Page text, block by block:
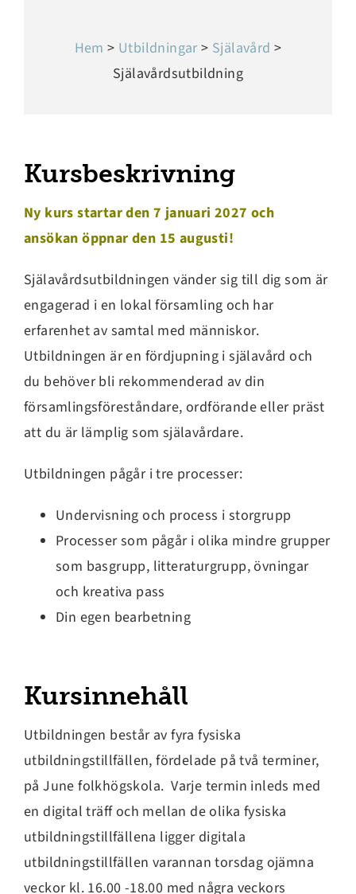
Hem > Utbildningar > Själavård >
Själavårdsutbildning
Kursbeskrivning
Ny kurs startar den 7 januari 2027 och
ansökan öppnar den 15 augusti!
Själavårdsutbildningen vänder sig till dig som är
engagerad i en lokal församling och har
erfarenhet av samtal med människor.
Utbildningen är en fördjupning i själavård och
du behöver bli rekommenderad av din
församlingsföreståndare, ordförande eller präst
att du är lämplig som själavårdare.
Utbildningen pågår i tre processer:
Undervisning och process i storgrupp
Processer som pågår i olika mindre grupper
som basgrupp, litteraturgrupp, övningar
och kreativa pass
Din egen bearbetning
Kursinnehåll
Utbildningen består av fyra fysiska
utbildningstillfällen, fördelade på två terminer,
på June folkhögskola. Varje termin inleds med
en digital träff och mellan de olika fysiska
utbildningstillfällena ligger digitala
utbildningstillfällen varannan torsdag ojämna
veckor kl. 16.00 -18.00 med några veckors